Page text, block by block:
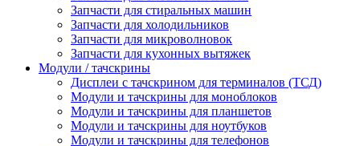
Запчасти для стиральных машин
Запчасти для холодильников
Запчасти для микроволновок
Запчасти для кухонных вытяжек
Модули / тачскрины
Дисплеи с тачскрином для терминалов (ТСД)
Модули и тачскрины для моноблоков
Модули и тачскрины для планшетов
Модули и тачскрины для ноутбуков
Модули и тачскрины для телефонов